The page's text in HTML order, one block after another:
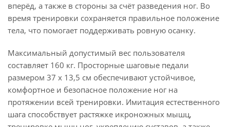
вперёд, а также в стороны за счёт разведения ног. Во
время тренировки сохраняется правильное положение
тела, что помогает поддерживать ровную осанку.
Максимальный допустимый вес пользователя
составляет 160 кг. Просторные шаговые педали
размером 37 х 13,5 см обеспечивают устойчивое,
комфортное и безопасное положение ног на
протяжении всей тренировки. Имитация естественного
шага способствует растяжке икроножных мышц,